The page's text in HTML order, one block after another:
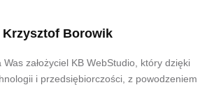
Krzysztof Borowik
Was założyciel KB WebStudio, który dzięki
i przedsiębiorczości, z powodzeniem